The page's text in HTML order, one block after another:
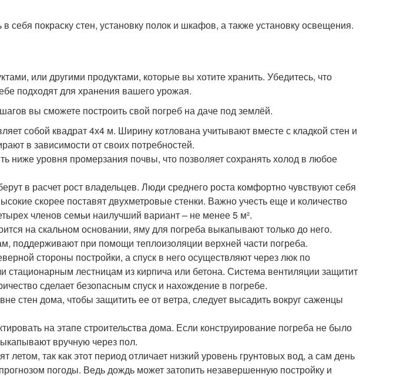
себя покраску стен, установку полок и шкафов, а также установку освещения.
или другими продуктами, которые вы хотите хранить. Убедитесь, что
подходят для хранения вашего урожая.
вы сможете построить свой погреб на даче под землёй.
собой квадрат 4х4 м. Ширину котлована учитывают вместе с кладкой стен и
в зависимости от своих потребностей.
ниже уровня промерзания почвы, что позволяет сохранять холод в любое
в расчет рост владельцев. Люди среднего роста комфортно чувствуют себя
скорее поставят двухметровые стенки. Важно учесть еще и количество
членов семьи наилучший вариант – не менее 5 м².
на скальном основании, яму для погреба выкапывают только до него.
поддерживают при помощи теплоизоляции верхней части погреба.
стороны постройки, а спуск в него осуществляют через люк по
лестницам из кирпича или бетона. Система вентиляции защитит
сделает безопасным спуск и нахождение в погребе.
стен дома, чтобы защитить ее от ветра, следует высадить вокруг саженцы
на этапе строительства дома. Если конструирование погреба не было
вручную через пол.
летом, так как этот период отличает низкий уровень грунтовых вод, а сам день
погоды. Ведь дождь может затопить незавершенную постройку и